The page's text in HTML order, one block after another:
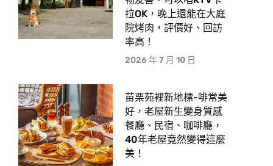
拉OK，晚上還能在大庭
院烤肉，評價好、回訪
率高！
2026 年 7 月 10 日
苗栗苑裡新地標-啡常美
好，老屋新生變身質感
餐廳、民宿、咖啡廳，
40年老屋竟然變得這麼
美！